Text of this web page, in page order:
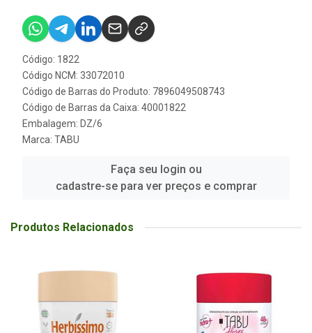
Código: 1822
Código NCM: 33072010
Código de Barras do Produto: 7896049508743
Código de Barras da Caixa: 40001822
Embalagem: DZ/6
Marca: TABU
Faça seu login ou
cadastre-se para ver preços e comprar
Produtos Relacionados